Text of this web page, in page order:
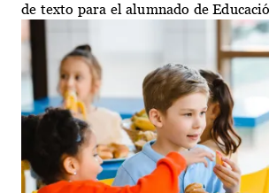
de texto para el alumnado de